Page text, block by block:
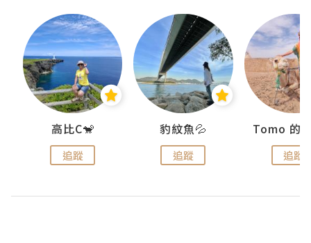
高比C🐒
追蹤
豹紋魚💦
追蹤 追蹤